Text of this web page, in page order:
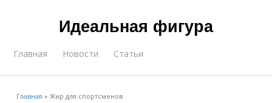
Идеальная фигура
Главная Новости Статьи
Главная »Жир для спортсменов